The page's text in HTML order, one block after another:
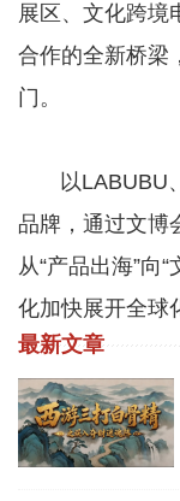
展区、文化跨境
合作的全新桥梁
门。
以LABUBU、
品牌，通过文博
从“产品出海”向
化加快展开全球
最新文章